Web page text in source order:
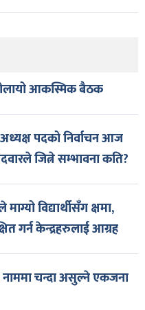
आकस्मिक बैठक
अध्यक्ष पदको निर्वाचन आज
जित्ने सम्भावना कति?
माग्यो विद्यार्थीसँग क्षमा,
गर्न केन्द्रहरुलाई आग्रह
चन्दा असुल्ने एकजना